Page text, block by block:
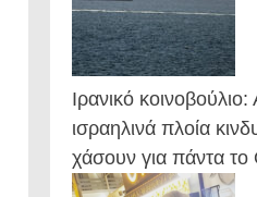
Ιρανικό κοινοβούλιο:
ισραηλινά πλοία
χάσουν για πάντα